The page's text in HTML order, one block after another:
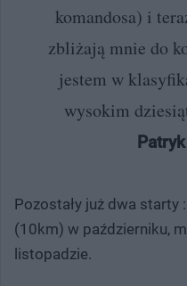
komandosa) i
zbliżają mnie do
jestem w
wysokim
Pozostały już dwa starty
(10km) w październiku,
listopadzie.